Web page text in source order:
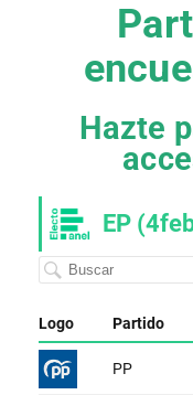
Hazte